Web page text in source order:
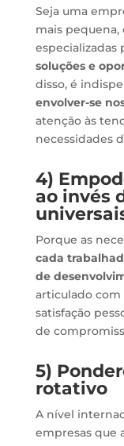
Seja uma
mais
especializadas
soluções e
disso, é
envolver-se
atenção às
necessidades
4)
ao invés
Porque as
cada
de
articulado com
satisfação
de
5)
rotativo
A nível
empresas que